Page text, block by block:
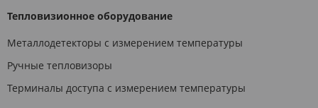
Тепловизионное оборудование
Металлодетекторы с измерением температуры
Ручные тепловизоры
Терминалы доступа с измерением температуры